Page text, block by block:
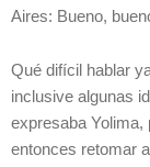
Aires: Bueno,
Qué difícil hablar
inclusive algunas
expresaba Yolima,
entonces retomar